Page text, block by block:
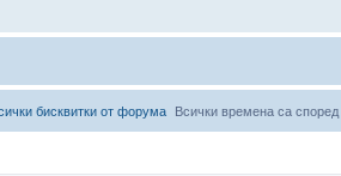
Всички времена са според
бисквитки от форума